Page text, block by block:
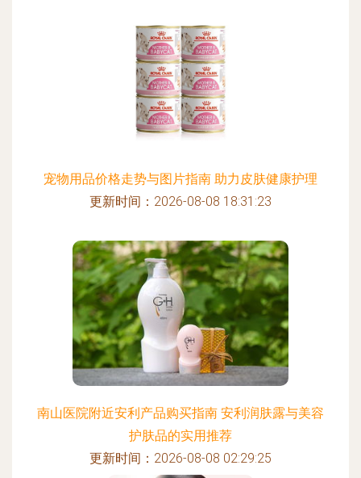
宠物用品价格走势与图片指南 助力皮肤健康护理
更新时间：2026-08-08 18:31:23
南山医院附近安利产品购买指南 安利润肤露与美容
护肤品的实用推荐
更新时间：2026-08-08 02:29:25